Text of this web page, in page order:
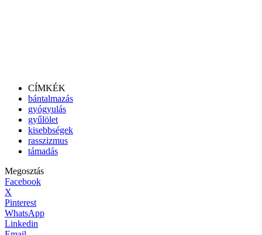
CÍMKÉK
bántalmazás
gyógyulás
gyűlölet
kisebbségek
rasszizmus
támadás
Megosztás
Facebook
X
Pinterest
WhatsApp
Linkedin